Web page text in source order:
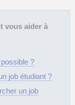
vous aider à
?
job étudiant ?
un job